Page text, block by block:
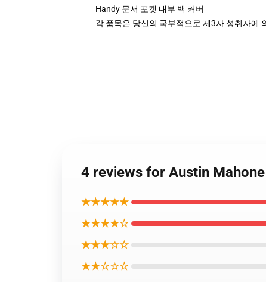
Handy 문서 포켓 내부 백 커버
각 품목은 당신의 국부적으로 제3자 성취자에
4 reviews for Austin
★★★★★
★★★★☆
★★★☆☆
★★☆☆☆